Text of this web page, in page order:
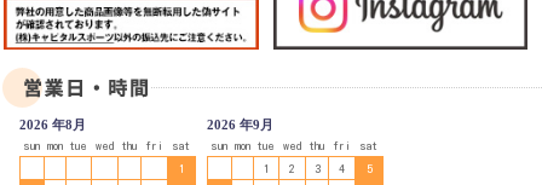
2026 年8月
sun mon tue wed thu fri
sat
1
2026 年9月
sun mon tue wed thu fri
sat
1
2 3 4
5